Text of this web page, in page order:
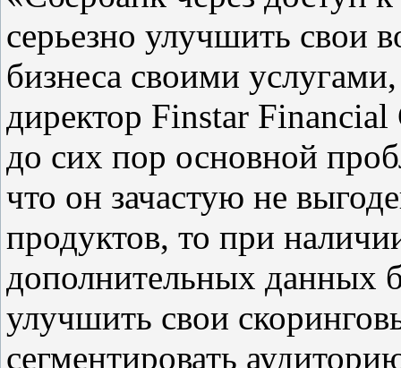
серьезно улучшить свои
бизнеса своими
директор Finstar
до сих пор основной
что он зачастую не
продуктов, то при
дополнительных данных
улучшить свои
сегментировать